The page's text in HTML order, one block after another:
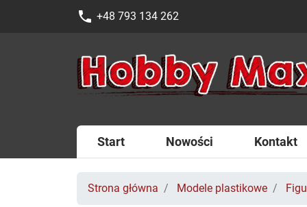
phone +48 793 134 262
Start Nowości Kontakt
Strona główna Modele plastikowe